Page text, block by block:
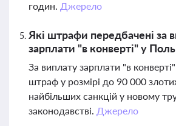
годин. Джерело
Які штрафи передбачені за
зарплати "в конверті" у
За виплату зарплати "в
штраф у розмірі до 90 000
найбільших санкцій у новому
законодавстві. Джерело